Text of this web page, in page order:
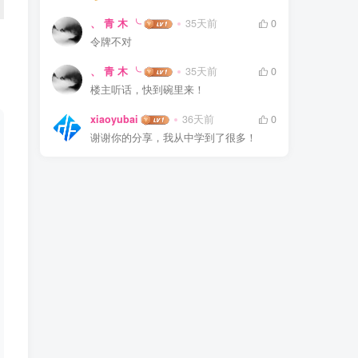
、 青 木 ╰ 35天前
0
令牌不对
、 青 木 ╰ 35天前
0
楼主听话，快到碗里来！
xiaoyubai 36天前
0
谢谢你的分享，我从中学到了很多！